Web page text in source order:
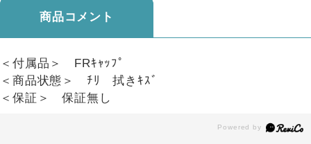
商品コメント
＜付属品＞ FRｷｬｯﾌﾟ
＜商品状態＞ ﾁﾘ 拭きｷｽﾞ
＜保証＞ 保証無し